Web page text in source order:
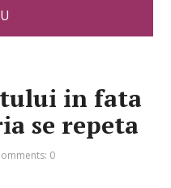
in fata
se repeta
0